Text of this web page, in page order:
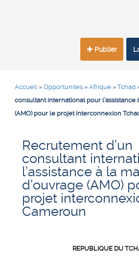
Publier
Accueil » Opportunités » Afrique » Tchad
consultant international pour l’assistance
(AMO) pour le projet interconnexion
Recrutement d’un
consultant
l’assistance à la
d’ouvrage (AMO)
projet
Cameroun
REPUBLIQUE DU